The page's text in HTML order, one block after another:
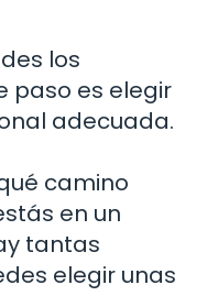
los
paso es elegir
adecuada.
camino
en un
tantas
elegir unas